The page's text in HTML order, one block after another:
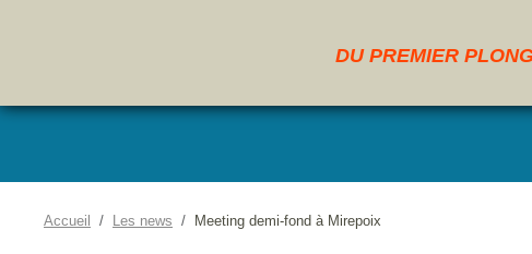
DU PREMIER
Accueil Les news Meeting demi-fond à Mirepoix